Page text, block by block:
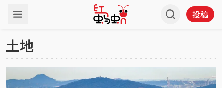
投稿
土地